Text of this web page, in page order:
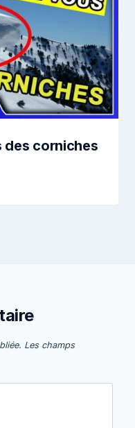
des corniches
Les champs